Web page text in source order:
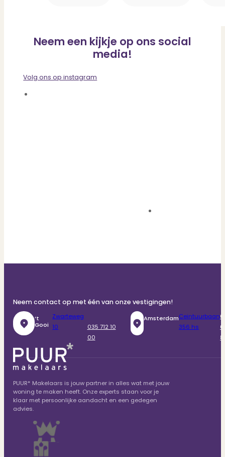
Neem een kijkje op ons social
media!
Volg ons op instagram
Neem contact op met één van onze vestigingen!
‘t
Gooi
Zwarteweg
10
035 712 10
00
AmsterdamCeintuurbaan
356 hs
PUUR* Makelaars is jouw partner in alles wat met jouw
woning te maken heeft. Onze experts staan voor je
klaar met persoonlijke aandacht en een gedegen
advies.